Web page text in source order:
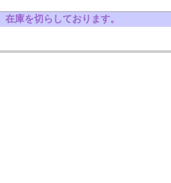
在庫を切らしております。